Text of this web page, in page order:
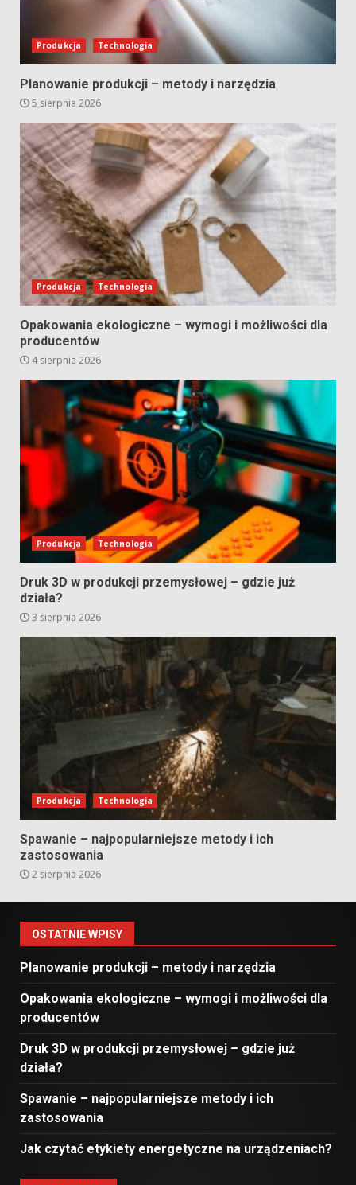
Produkcja Technologia
Planowanie produkcji – metody i narzędzia
5 sierpnia 2026
Produkcja Technologia
Opakowania ekologiczne – wymogi i możliwości dla
producentów
4 sierpnia 2026
Produkcja Technologia
Druk 3D w produkcji przemysłowej – gdzie już
działa?
3 sierpnia 2026
Produkcja Technologia
Spawanie – najpopularniejsze metody i ich
zastosowania
2 sierpnia 2026
OSTATNIE WPISY
Planowanie produkcji – metody i narzędzia
Opakowania ekologiczne – wymogi i możliwości dla
producentów
Druk 3D w produkcji przemysłowej – gdzie już
działa?
Spawanie – najpopularniejsze metody i ich
zastosowania
Jak czytać etykiety energetyczne na urządzeniach?